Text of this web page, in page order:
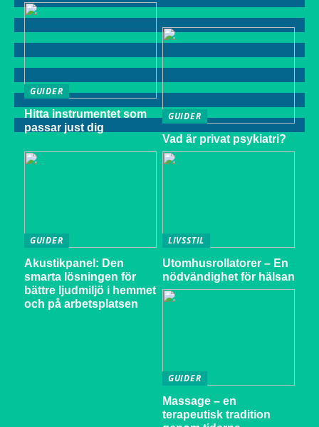
GUIDER
Hitta instrumentet som
passar just dig
GUIDER
Vad är privat psykiatri?
GUIDER
Akustikpanel: Den
smarta lösningen för
bättre ljudmiljö i hemmet
och på arbetsplatsen
LIVSSTIL
Utomhusrollatorer – En
nödvändighet för hälsan
GUIDER
Massage – en
terapeutisk tradition